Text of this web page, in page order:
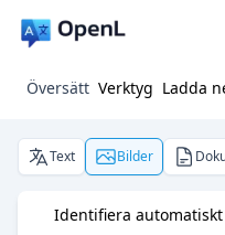
Översätt Verktyg Ladda
Text Bilder
Identifiera automatiskt